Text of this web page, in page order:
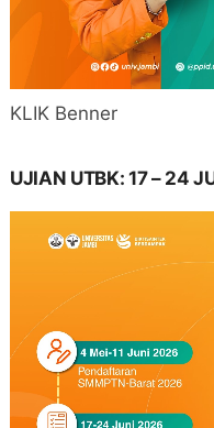
KLIK Benner
UJIAN UTBK: 17 – 24